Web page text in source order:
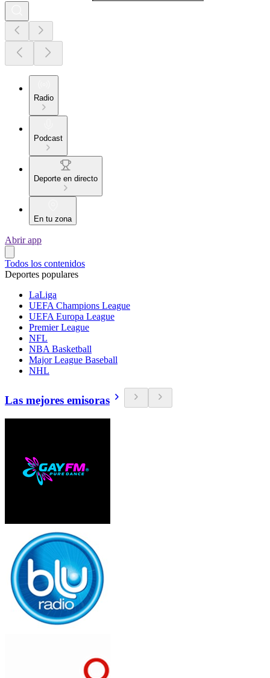
Radio
Podcast
Deporte en directo
En tu zona
Abrir app
Todos los contenidos
Deportes populares
LaLiga
UEFA Champions League
UEFA Europa League
Premier League
NFL
NBA Basketball
Major League Baseball
NHL
Las mejores emisoras